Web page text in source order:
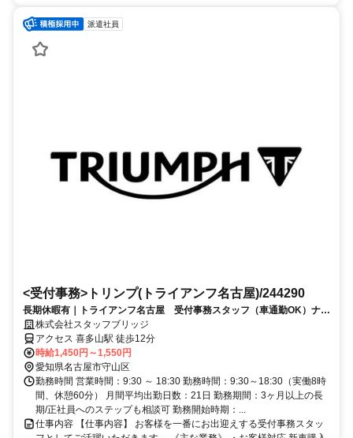
派遣社員
<受付事務>トリンプ(トライアンフ名古屋)/244290
長期休暇有｜トライアンフ名古屋 受付事務スタッフ（車通勤OK）ナチ
ュラルネイルOK 前払い可
株式会社スタッフブリッジ
アクセス 喜多山駅 徒歩12分
時給1,450円～1,550円
愛知県名古屋市守山区
勤務時間 営業時間：9:30 ～ 18:30 勤務時間：9:30～18:30（実働8時
間、休憩60分） 月間平均出勤日数：21日 勤務期間：3ヶ月以上の長
期/正社員へのステップも相談可 勤務開始時期：...
仕事内容 【仕事内容】 お客様を一番にお出迎えする受付事務スタッ